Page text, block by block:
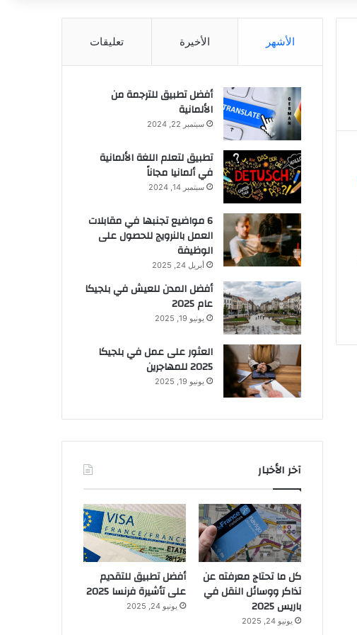
الأشهر الأخيرة تعليقات
أفضل تطبيق للترجمة من
الألمانية
سبتمبر 22, 2024
تطبيق لتعلم اللغة الألمانية
في ألمانيا مجاناً
سبتمبر 14, 2024
6 مواضيع تجنبها في مقابلات
العمل بالنرويج للحصول على
الوظيفة
أبريل 24, 2025
أفضل المدن للعيش في بلجيكا
عام 2025
يونيو 19, 2025
العثور على عمل في بلجيكا
2025 للمهاجرين
يونيو 19, 2025
آخر الأخبار
كل ما تحتاج معرفته عن
تذاكر ووسائل النقل في
باريس 2025
يونيو 24, 2025
أفضل تطبيق للتقديم
على تأشيرة فرنسا 2025
يونيو 24, 2025